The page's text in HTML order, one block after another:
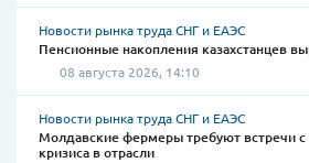
Новости рынка труда СНГ и ЕАЭС
Пенсионные накопления казахстанцев
08 августа 2026, 14:10
Новости рынка труда СНГ и ЕАЭС
Молдавские фермеры требуют встречи
кризиса в отрасли